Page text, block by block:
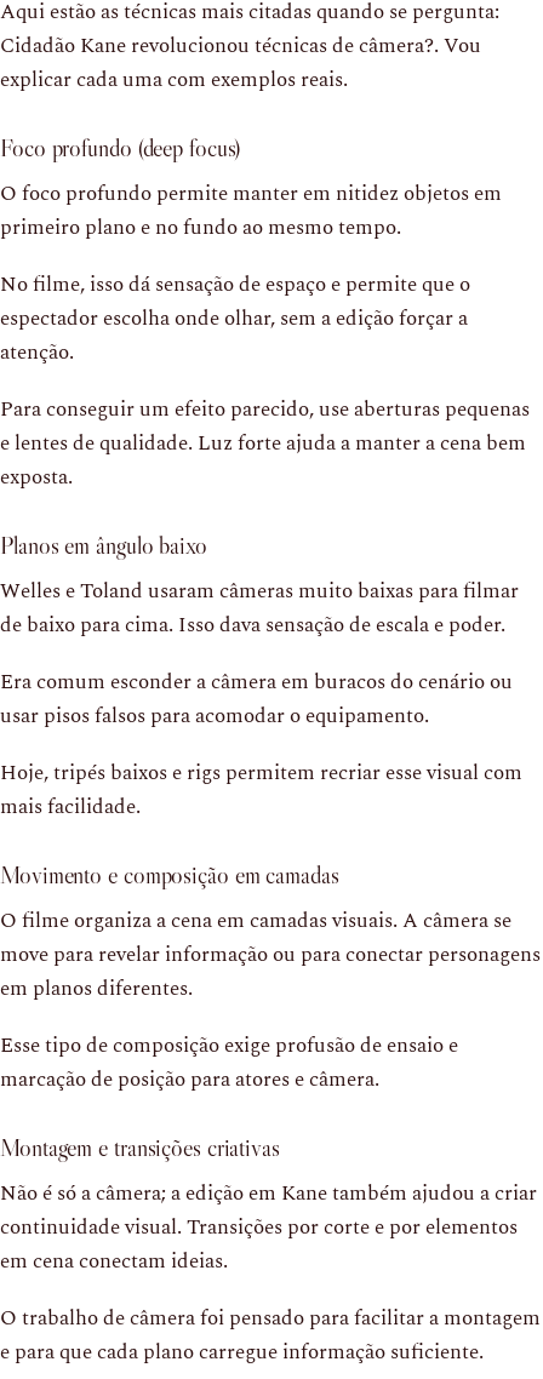
Aqui estão as técnicas mais citadas quando se pergunta:
Cidadão Kane revolucionou técnicas de câmera?. Vou
explicar cada uma com exemplos reais.
Foco profundo (deep focus)
O foco profundo permite manter em nitidez objetos em
primeiro plano e no fundo ao mesmo tempo.
No filme, isso dá sensação de espaço e permite que o
espectador escolha onde olhar, sem a edição forçar a
atenção.
Para conseguir um efeito parecido, use aberturas pequenas
e lentes de qualidade. Luz forte ajuda a manter a cena bem
exposta.
Planos em ângulo baixo
Welles e Toland usaram câmeras muito baixas para filmar
de baixo para cima. Isso dava sensação de escala e poder.
Era comum esconder a câmera em buracos do cenário ou
usar pisos falsos para acomodar o equipamento.
Hoje, tripés baixos e rigs permitem recriar esse visual com
mais facilidade.
Movimento e composição em camadas
O filme organiza a cena em camadas visuais. A câmera se
move para revelar informação ou para conectar personagens
em planos diferentes.
Esse tipo de composição exige profusão de ensaio e
marcação de posição para atores e câmera.
Montagem e transições criativas
Não é só a câmera; a edição em Kane também ajudou a criar
continuidade visual. Transições por corte e por elementos
em cena conectam ideias.
O trabalho de câmera foi pensado para facilitar a montagem
e para que cada plano carregue informação suficiente.